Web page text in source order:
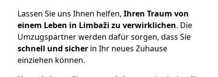
Lassen Sie uns Ihnen helfen, Ihren Traum von
einem Leben in Limbaži zu verwirklichen. Die
Umzugspartner werden dafür sorgen, dass Sie
schnell und sicher in Ihr neues Zuhause
einziehen können.